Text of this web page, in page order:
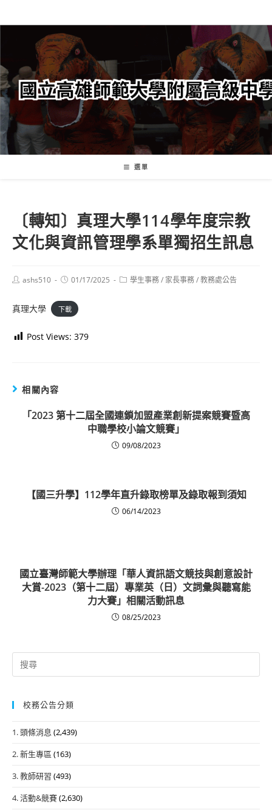
轉
要
內
容
選單
〔轉知〕真理大學114學年度宗教
文化與資訊管理學系單獨招生訊息
Postashs510
Post01/17/2025
Post學生事務/ 家長事務/教務處公告
真理大學 下載
Post Views: 379
相關內容
「2023 第十二屆全國連鎖加盟產業創新提案競賽暨高
中職學校小論文競賽」
09/08/2023
【國三升學】112學年直升錄取榜單及錄取報到須知
06/14/2023
國立臺灣師範大學辦理「華人資訊語文競技與創意設計
大賞-2023（第十二屆）專業英（日）文詞彙與聽寫能
力大賽」相關活動訊息
08/25/2023
Search
for:
校務公告分類
1. 頭條消息 (2,439)
2. 新生專區 (163)
3. 教師研習 (493)
4. 活動&競賽(2,630)